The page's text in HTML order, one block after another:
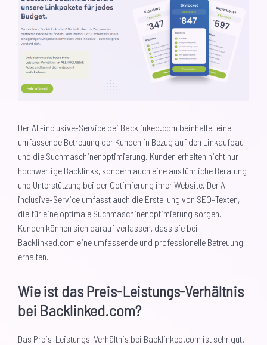
Der All-inclusive-Service bei Backlinked.com beinhaltet eine
umfassende Betreuung der Kunden in Bezug auf den Linkaufbau
und die Suchmaschinenoptimierung. Kunden erhalten nicht nur
hochwertige Backlinks, sondern auch eine ausführliche Beratung
und Unterstützung bei der Optimierung ihrer Website. Der All-
inclusive-Service umfasst auch die Erstellung von SEO-Texten,
die für eine optimale Suchmaschinenoptimierung sorgen.
Kunden können sich darauf verlassen, dass sie bei
Backlinked.com eine umfassende und professionelle Betreuung
erhalten.
Wie ist das Preis-Leistungs-Verhältnis
bei Backlinked.com?
Das Preis-Leistungs-Verhältnis bei Backlinked.com ist sehr gut.